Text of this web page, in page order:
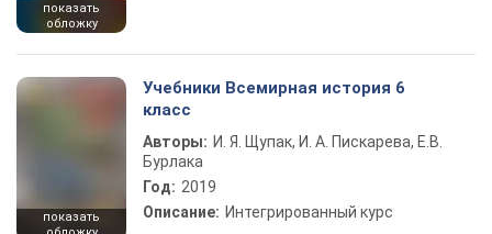
показать
обложку
показать
Учебники Всемирная история 6
класс
Авторы: И. Я. Щупак, И. А. Пискарева, Е.В.
Бурлака
Год: 2019
Описание: Интегрированный курс